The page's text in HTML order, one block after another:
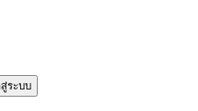
สู่ระบบ